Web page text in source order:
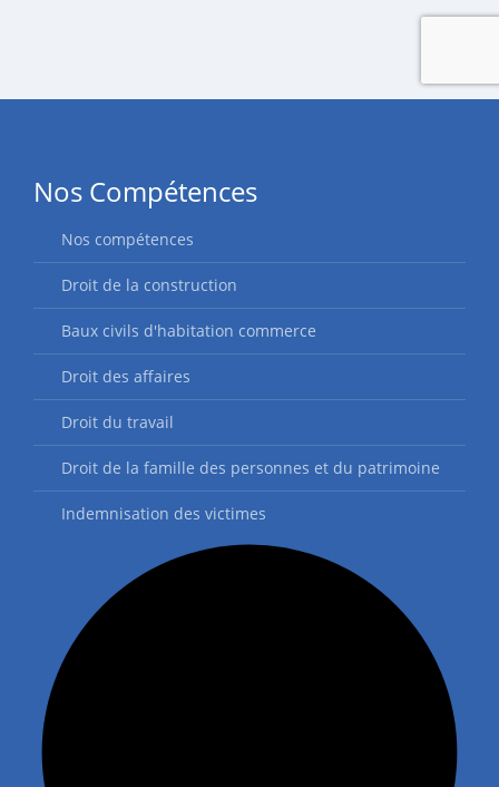
Nos Compétences
Nos compétences
Droit de la construction
Baux civils d'habitation commerce
Droit des affaires
Droit du travail
Droit de la famille des personnes et du patrimoine
Indemnisation des victimes